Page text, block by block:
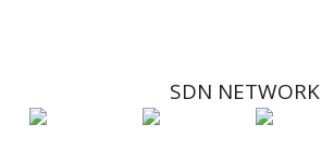
SDN NETWORK